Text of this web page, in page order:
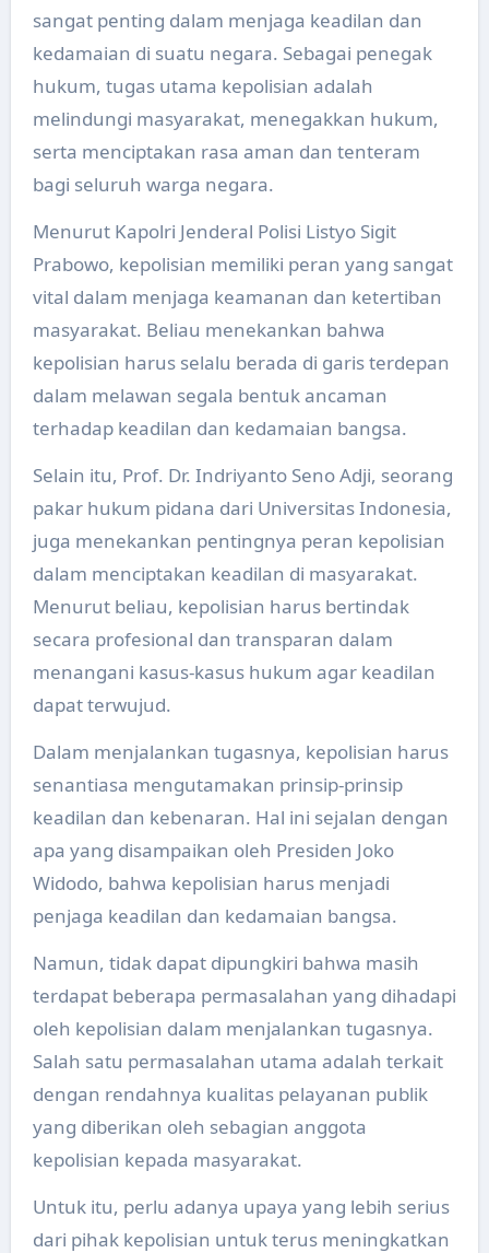
sangat penting dalam menjaga keadilan dan
kedamaian di suatu negara. Sebagai penegak
hukum, tugas utama kepolisian adalah
melindungi masyarakat, menegakkan hukum,
serta menciptakan rasa aman dan tenteram
bagi seluruh warga negara.
Menurut Kapolri Jenderal Polisi Listyo Sigit
Prabowo, kepolisian memiliki peran yang sangat
vital dalam menjaga keamanan dan ketertiban
masyarakat. Beliau menekankan bahwa
kepolisian harus selalu berada di garis terdepan
dalam melawan segala bentuk ancaman
terhadap keadilan dan kedamaian bangsa.
Selain itu, Prof. Dr. Indriyanto Seno Adji, seorang
pakar hukum pidana dari Universitas Indonesia,
juga menekankan pentingnya peran kepolisian
dalam menciptakan keadilan di masyarakat.
Menurut beliau, kepolisian harus bertindak
secara profesional dan transparan dalam
menangani kasus-kasus hukum agar keadilan
dapat terwujud.
Dalam menjalankan tugasnya, kepolisian harus
senantiasa mengutamakan prinsip-prinsip
keadilan dan kebenaran. Hal ini sejalan dengan
apa yang disampaikan oleh Presiden Joko
Widodo, bahwa kepolisian harus menjadi
penjaga keadilan dan kedamaian bangsa.
Namun, tidak dapat dipungkiri bahwa masih
terdapat beberapa permasalahan yang dihadapi
oleh kepolisian dalam menjalankan tugasnya.
Salah satu permasalahan utama adalah terkait
dengan rendahnya kualitas pelayanan publik
yang diberikan oleh sebagian anggota
kepolisian kepada masyarakat.
Untuk itu, perlu adanya upaya yang lebih serius
dari pihak kepolisian untuk terus meningkatkan